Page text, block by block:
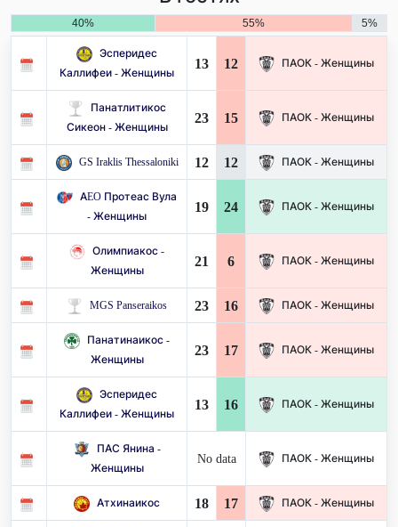
40% 55% 5%
Эсперидес
Каллифеи - Женщины
13 12 ПАОК - Женщины
Панатлитикос
Сикеон - Женщины
23 15 ПАОК - Женщины
GS Iraklis Thessaloniki 12 12 ПАОК - Женщины
AEO Протеас Вула
- Женщины
19 24 ПАОК - Женщины
Олимпиакос -
Женщины
21 6 ПАОК - Женщины
MGS Panseraikos 23 16 ПАОК - Женщины
Панатинаикос -
Женщины
23 17 ПАОК - Женщины
Эсперидес
Каллифеи - Женщины
13 16 ПАОК - Женщины
ПАС Янина -
Женщины
No data ПАОК - Женщины
Атхинаикос 18 17 ПАОК - Женщины